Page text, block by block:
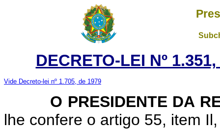
DECRETO-LEI Nº
Vide Decreto-lei nº 1.705, de 1979
O PRESIDENTE DA
lhe confere o artigo 55, item